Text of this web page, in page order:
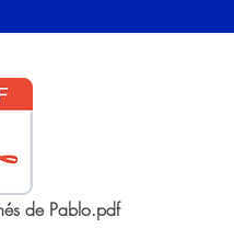
de Pablo.pdf